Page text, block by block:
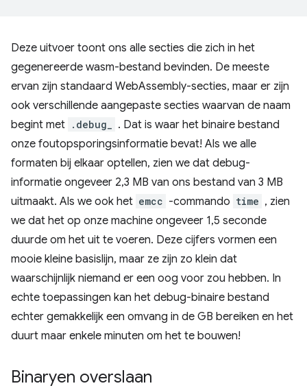
Deze uitvoer toont ons alle secties die zich in het
gegenereerde wasm-bestand bevinden. De meeste
ervan zijn standaard WebAssembly-secties, maar er zijn
ook verschillende aangepaste secties waarvan de naam
begint met .debug_
. Dat is waar het binaire bestand
onze foutopsporingsinformatie bevat! Als we alle
formaten bij elkaar optellen, zien we dat debug-
informatie ongeveer 2,3 MB van ons bestand van 3 MB
uitmaakt. Als we ook het emcc -commando time , zien
we dat het op onze machine ongeveer 1,5 seconde
duurde om het uit te voeren. Deze cijfers vormen een
mooie kleine basislijn, maar ze zijn zo klein dat
waarschijnlijk niemand er een oog voor zou hebben. In
echte toepassingen kan het debug-binaire bestand
echter gemakkelijk een omvang in de GB bereiken en het
duurt maar enkele minuten om het te bouwen!
Binaryen overslaan